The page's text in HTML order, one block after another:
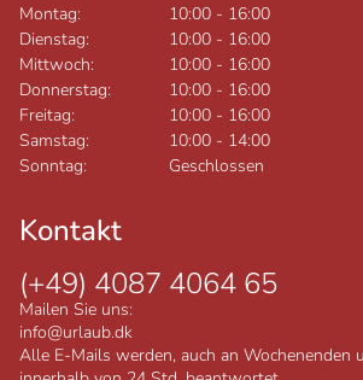
Montag: 10:00 - 16:00
Dienstag:
10:00 - 16:00
Mittwoch:
10:00 - 16:00
Donnerstag:
10:00 - 16:00
Freitag:
10:00 - 16:00
Samstag:
10:00 - 14:00
Sonntag:
Geschlossen
Kontakt
(+49) 4087 4064 65
Mailen Sie uns:
info@urlaub.dk
Alle E-Mails werden, auch an Wochenenden